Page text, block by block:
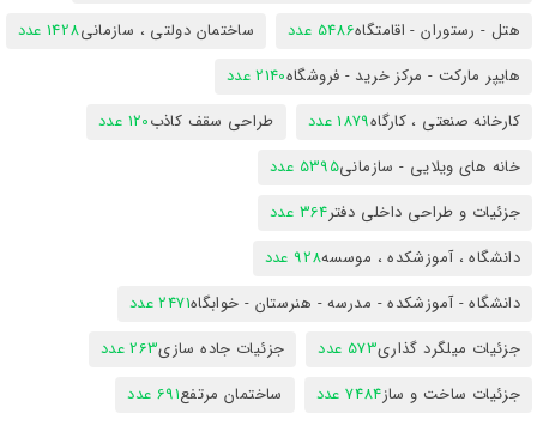
هتل - رستوران - اقامتگاه5486 عدد ساختمان دولتی ، سازمانی1428 عدد
هایپر مارکت - مرکز خرید - فروشگاه2140 عدد
کارخانه صنعتی ، کارگاه1879 عدد طراحی سقف کاذب120 عدد
خانه های ویلایی - سازمانی5395 عدد
جزئیات و طراحی داخلی دفتر364 عدد
دانشگاه ، آموزشکده ، موسسه928 عدد
دانشگاه - آموزشکده - مدرسه - هنرستان - خوابگاه2471 عدد
جزئیات میلگرد گذاری573 عدد جزئیات جاده سازی263 عدد
جزئیات ساخت و ساز7484 عدد ساختمان مرتفع691 عدد